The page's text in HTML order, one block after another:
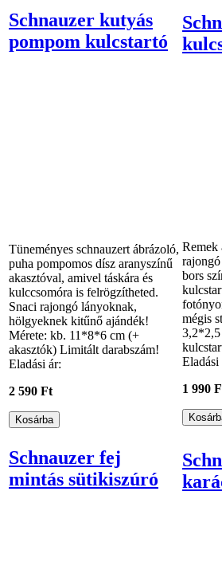
Schnauzer kutyás
pompom kulcstartó
Tüneményes schnauzert ábrázoló,
puha pompomos dísz aranyszínű
akasztóval, amivel táskára és
kulccsomóra is felrögzítheted.
Snaci rajongó lányoknak,
hölgyeknek kitűnő ajándék!
Mérete: kb. 11*8*6 cm (+
akasztók) Limitált darabszám!
Eladási ár:
2 590 Ft
Remek
bors
mégis
Eladási
1 990
Schnauzer fej
mintás sütikiszúró